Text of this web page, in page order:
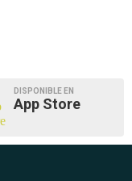
DISPONIBLE EN
App Store